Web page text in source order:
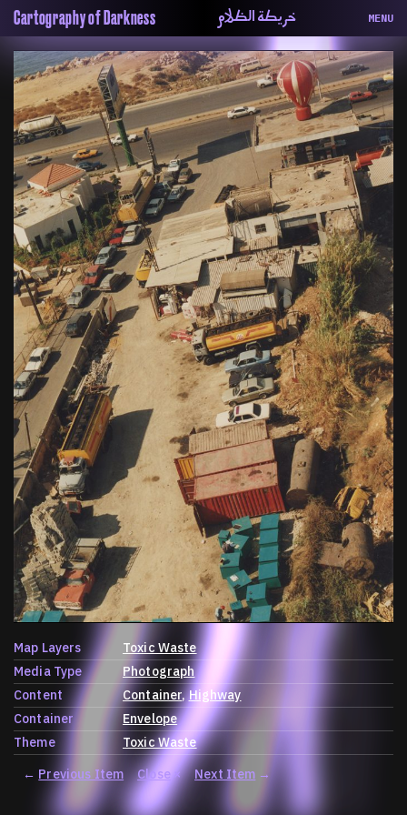
Cartography of Darkness خريطة الظلام MENU
About
ماهيتنا
Map
الخريطة
Periodical
السلسة
Repository
الحاوية
Contributors
المساهمين
Colophon
التختيم
Map Layers
Toxic Waste
Media Type
Photograph
Content
Container Highway
Container
Envelope
Theme
Toxic Waste
← Previous Item Close× Next Item →